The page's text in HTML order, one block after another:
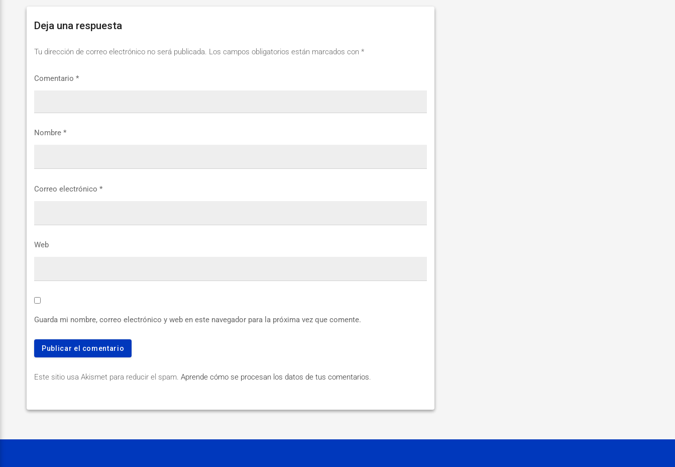
Deja una respuesta
Tu dirección de correo electrónico no será publicada. Los campos obligatorios están marcados con *
Comentario *
Nombre *
Correo electrónico *
Web
Guarda mi nombre, correo electrónico y web en este navegador para la próxima vez que comente.
Este sitio usa Akismet para reducir el spam. Aprende cómo se procesan los datos de tus comentarios.